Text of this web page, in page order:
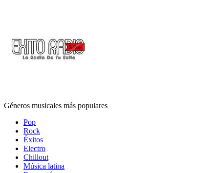
Géneros musicales más populares
Pop
Rock
Éxitos
Electro
Chillout
Música latina